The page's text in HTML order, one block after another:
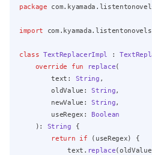
package
import
class TextReplacerImpl :
override
fun replace(
        text:
String ,
        oldValue:
String,
        newValue:
String,
        useRegex:
Boolean
    ):
String {
return if (useRegex) {
            text.
replace